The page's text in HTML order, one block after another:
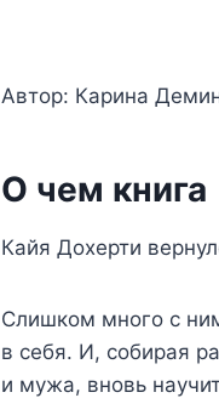
Автор: Карина
О чем книга
Кайя Дохерти
Слишком много с
в себя. И, собирая
и мужа, вновь